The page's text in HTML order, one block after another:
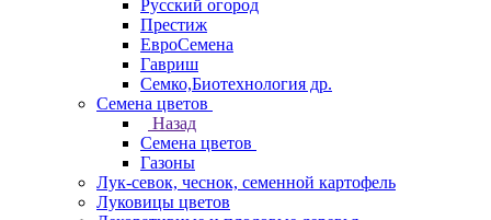
Русский огород
Престиж
ЕвроСемена
Гавриш
Семко,Биотехнология др.
Семена цветов
Назад
Семена цветов
Газоны
Лук-севок, чеснок, семенной картофель
Луковицы цветов